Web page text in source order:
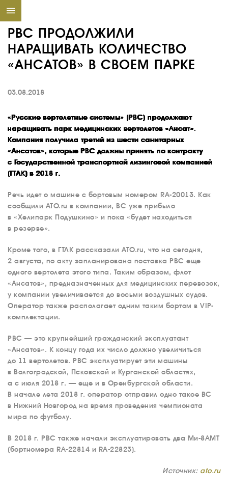
РВС ПРОДОЛЖИЛИ
НАРАЩИВАТЬ КОЛИЧЕСТВО
«АНСАТОВ» В СВОЕМ ПАРКЕ
03.08.2018
«Русские вертолетные системы» (РВС) продолжают
наращивать парк медицинских вертолетов «Ансат».
Компания получила третий из шести санитарных
«Ансатов», которые РВС должны принять по контракту
с Государственной транспортной лизинговой компанией
(ГТЛК) в 2018 г.
Речь идет о машине с бортовым номером RA-20013. Как
сообщили ATO.ru в компании, ВС уже прибыло
в «Хелипарк Подушкино» и пока «будет находиться
в резерве».
Кроме того, в ГТЛК рассказали ATO.ru, что на сегодня,
2 августа, по акту запланирована поставка РВС еще
одного вертолета этого типа. Таким образом, флот
«Ансатов», предназначенных для медицинских перевозок,
у компании увеличивается до восьми воздушных судов.
Оператор также располагает одним таким бортом в VIP-
комплектации.
РВС — это крупнейший гражданский эксплуатант
«Ансатов». К концу года их число должно увеличиться
до 11 вертолетов. РВС эксплуатирует эти машины
в Волгоградской, Псковской и Курганской областях,
а с июля 2018 г. — еще и в Оренбургской области.
В начале лета 2018 г. оператор отправил одно такое ВС
в Нижний Новгород на время проведения чемпионата
мира по футболу.
В 2018 г. РВС также начали эксплуатировать два Ми-8АМТ
(бортномера RA-22814 и RA-22823).
Источник: ato.ru